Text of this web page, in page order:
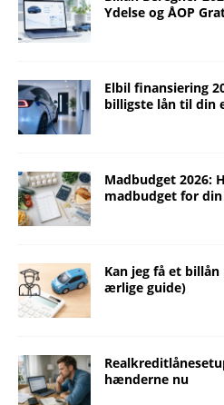
Ydelse og ÅOP
Elbil finansiering
billigste lån til din
Madbudget 2026:
madbudget for
Kan jeg få et
ærlige guide)
hænderne nu